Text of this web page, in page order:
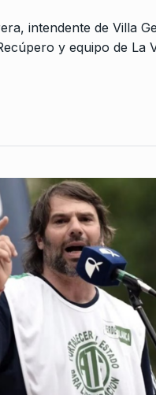
intendente de Villa
y equipo de La